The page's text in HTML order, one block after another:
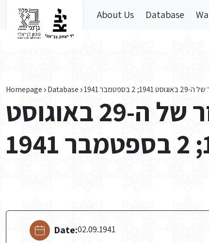
About Us Database
Homepage Database בספטמבר 1941
אישור קבלת החוזר של ה-29 באוגוסט
Date:02.09.1941